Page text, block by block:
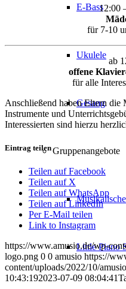
E-Bass
Ukulele
Gesang
Gruppenangebote
Little Piano
12:00
für 7-10
ab
offene
für alle
Anschließend haben Eltern
Instrumente und
Interessierten sind hierzu
Eintrag teilen
Teilen auf Facebook
Teilen auf X
Teilen auf WhatsApp
Teilen auf LinkedIn
Per E-Mail teilen
Link to Instagram
https://www.amusio.de/wp-
logo.png 0 0 amusio https://
content/uploads/2022/10/
10:43:192023-07-09 08:04:41